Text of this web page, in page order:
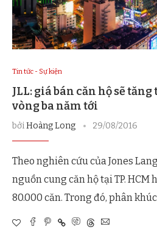
Tin tức - Sự kiện
JLL: giá bán căn hộ sẽ
vòng ba năm tới
bởiHoàng Long 29/08/2016
Theo nghiên cứu của Jones
nguồn cung căn hộ tại TP. HCM
80.000 căn. Trong đó, phân